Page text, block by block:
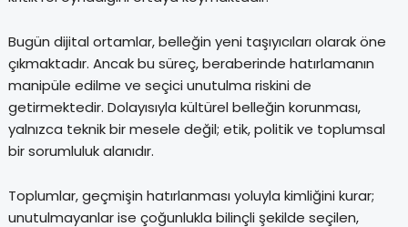
Bugün dijital ortamlar, belleğin yeni taşıyıcıları olarak öne
çıkmaktadır. Ancak bu süreç, beraberinde hatırlamanın
manipüle edilme ve seçici unutulma riskini de
getirmektedir. Dolayısıyla kültürel belleğin korunması,
yalnızca teknik bir mesele değil; etik, politik ve toplumsal
bir sorumluluk alanıdır.
Toplumlar, geçmişin hatırlanması yoluyla kimliğini kurar;
unutulmayanlar ise çoğunlukla bilinçli şekilde seçilen,